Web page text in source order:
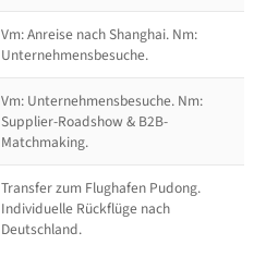
Vm: Anreise nach Shanghai. Nm:
Unternehmensbesuche.
Vm: Unternehmensbesuche. Nm:
Supplier-Roadshow & B2B-
Matchmaking.
Transfer zum Flughafen Pudong.
Individuelle Rückflüge nach
Deutschland.